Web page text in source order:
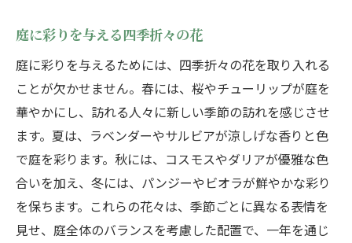
庭に彩りを与える四季折々の花
庭に彩りを与えるためには、四季折々の花を取り入れる
ことが欠かせません。春には、桜やチューリップが庭を
華やかにし、訪れる人々に新しい季節の訪れを感じさせ
ます。夏は、ラベンダーやサルビアが涼しげな香りと色
で庭を彩ります。秋には、コスモスやダリアが優雅な色
合いを加え、冬には、パンジーやビオラが鮮やかな彩り
を保ちます。これらの花々は、季節ごとに異なる表情を
見せ、庭全体のバランスを考慮した配置で、一年を通じ